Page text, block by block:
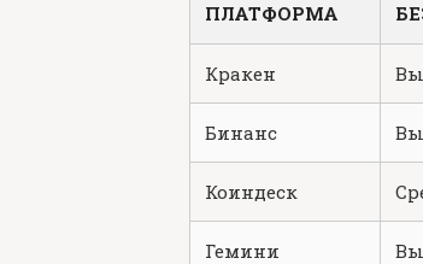
ПЛАТФОРМА
Кракен
Бинанс
Коиндеск
Гемини